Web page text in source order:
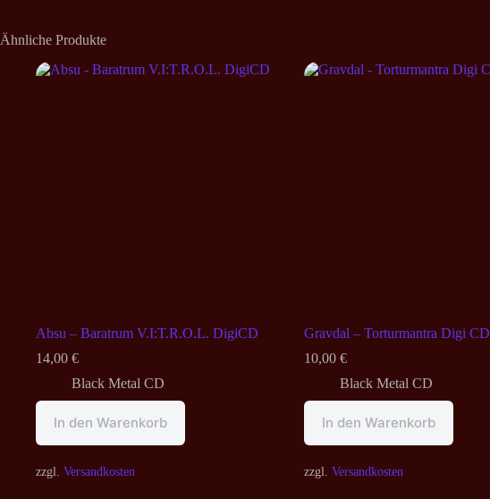
Ähnliche Produkte
Absu – Baratrum V.I:T.R.O.L. DigiCD
14,00 €
Black Metal CD
In den Warenkorb
zzgl. Versandkosten
Gravdal – Torturmantra Digi CD
10,00 €
Black Metal CD
In den Warenkorb
zzgl. Versandkosten